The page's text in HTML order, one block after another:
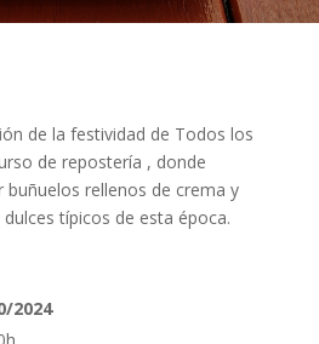
de la festividad de Todos los
de repostería , donde
buñuelos rellenos de crema y
típicos de esta época.
2024